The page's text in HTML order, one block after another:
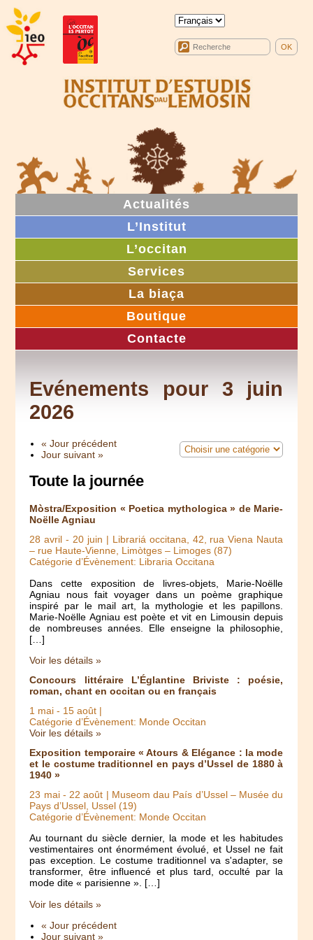
Actualités
L’Institut
L’occitan
Services
La biaça
Boutique
Contacte
Evénements pour 3 juin
2026
« Jour précédent
Jour suivant »
Toute la journée
Mòstra/Exposition « Poetica mythologica » de Marie-
Noëlle Agniau
28 avril -20 juin | Librariá occitana, 42, rua Viena Nauta
– rue Haute-Vienne, Limòtges – Limoges (87)
Catégorie d’Évènement: Libraria Occitana
Dans cette exposition de livres-objets, Marie-Noëlle
Agniau nous fait voyager dans un poème graphique
inspiré par le mail art, la mythologie et les papillons.
Marie-Noëlle Agniau est poète et vit en Limousin depuis
de nombreuses années. Elle enseigne la philosophie,
[…]
Voir les détails »
Concours littéraire L’Églantine Briviste : poésie,
roman, chant en occitan ou en français
1 mai - 15 août |
Catégorie d’Évènement: Monde Occitan
Voir les détails »
Exposition temporaire « Atours & Elégance : la mode
et le costume traditionnel en pays d’Ussel de 1880 à
1940 »
23 mai- 22 août | Museom dau País d’Ussel – Musée du
Pays d’Ussel, Ussel (19)
Catégorie d’Évènement: Monde Occitan
Au tournant du siècle dernier, la mode et les habitudes
vestimentaires ont énormément évolué, et Ussel ne fait
pas exception. Le costume traditionnel va s'adapter, se
transformer, être influencé et plus tard, occulté par la
mode dite « parisienne ». […]
Voir les détails »
« Jour précédent
Jour suivant »